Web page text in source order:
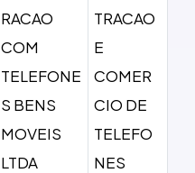
RACAO
COM
TELEFONE
S BENS
MOVEIS
LTDA
TRACAO
E
COMER
CIO DE
TELEFO
NES